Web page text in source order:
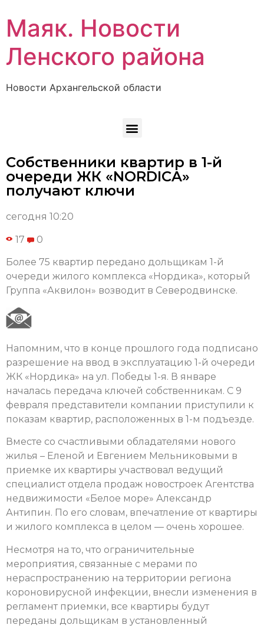
Маяк. Новости
Ленского района
Новости Архангельской области
Собственники квартир в 1-й
очереди ЖК «NORDICA»
получают ключи
сегодня 10:20
17 0
Более 75 квартир передано дольщикам 1-й
очереди жилого комплекса «Нордика», который
Группа «Аквилон» возводит в Северодвинске.
Напомним, что в конце прошлого года подписано
разрешение на ввод в эксплуатацию 1-й очереди
ЖК «Нордика» на ул. Победы 1-я. В январе
началась передача ключей собственникам. С 9
февраля представители компании приступили к
показам квартир, расположенных в 1-м подъезде.
Вместе со счастливыми обладателями нового
жилья – Еленой и Евгением Мельниковыми в
приемке их квартиры участвовал ведущий
специалист отдела продаж новостроек Агентства
недвижимости «Белое море» Александр
Антипин. По его словам, впечатление от квартиры
и жилого комплекса в целом — очень хорошее.
Несмотря на то, что ограничительные
мероприятия, связанные с мерами по
нераспространению на территории региона
короновирусной инфекции, внесли изменения в
регламент приемки, все квартиры будут
переданы дольщикам в установленный